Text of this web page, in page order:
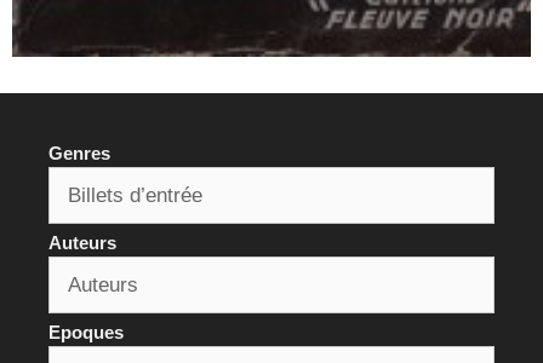
Genres
Auteurs
Epoques